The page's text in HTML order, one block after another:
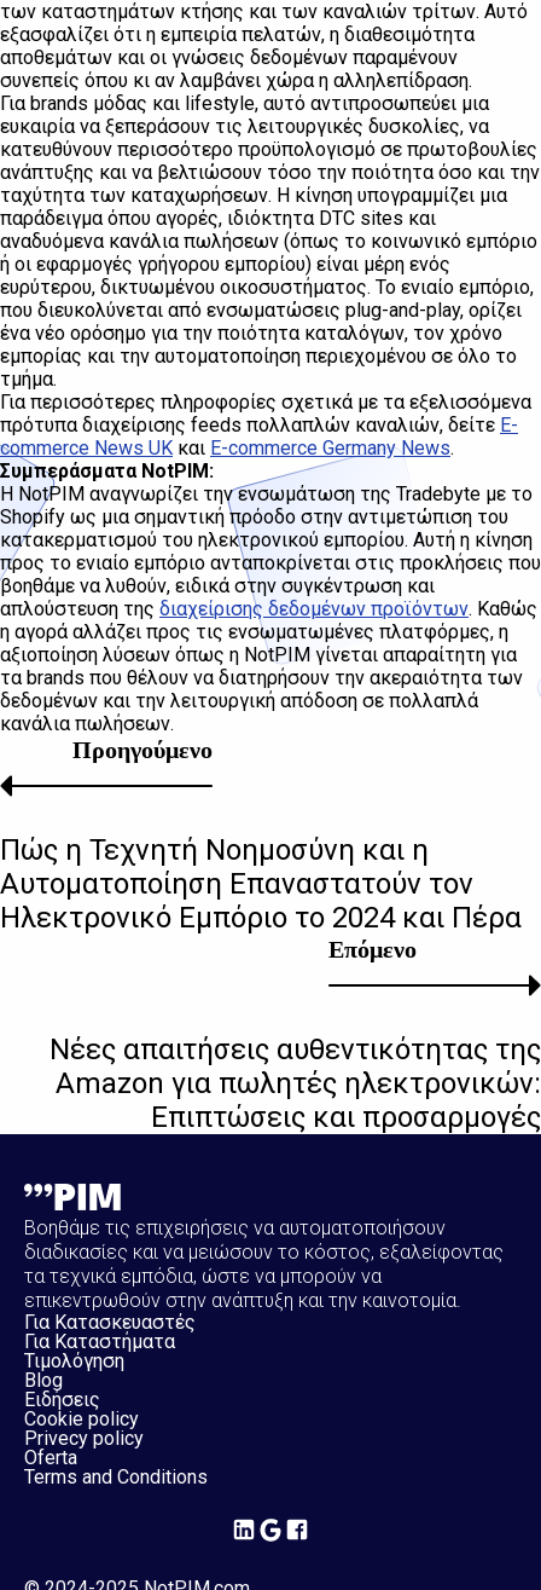
των καταστημάτων κτήσης και των καναλιών τρίτων. Αυτό
εξασφαλίζει ότι η εμπειρία πελατών, η διαθεσιμότητα
αποθεμάτων και οι γνώσεις δεδομένων παραμένουν
συνεπείς όπου κι αν λαμβάνει χώρα η αλληλεπίδραση.
Για brands μόδας και lifestyle, αυτό αντιπροσωπεύει μια
ευκαιρία να ξεπεράσουν τις λειτουργικές δυσκολίες, να
κατευθύνουν περισσότερο προϋπολογισμό σε πρωτοβουλίες
ανάπτυξης και να βελτιώσουν τόσο την ποιότητα όσο και την
ταχύτητα των καταχωρήσεων. Η κίνηση υπογραμμίζει μια
παράδειγμα όπου αγορές, ιδιόκτητα DTC sites και
αναδυόμενα κανάλια πωλήσεων (όπως το κοινωνικό εμπόριο
ή οι εφαρμογές γρήγορου εμπορίου) είναι μέρη ενός
ευρύτερου, δικτυωμένου οικοσυστήματος. Το ενιαίο εμπόριο,
που διευκολύνεται από ενσωματώσεις plug-and-play, ορίζει
ένα νέο ορόσημο για την ποιότητα καταλόγων, τον χρόνο
εμπορίας και την αυτοματοποίηση περιεχομένου σε όλο το
τμήμα.
Για περισσότερες πληροφορίες σχετικά με τα εξελισσόμενα
πρότυπα διαχείρισης feeds πολλαπλών καναλιών, δείτε E-
commerce News UK και E-commerce Germany News.
Συμπεράσματα NotPIM:
Η NotPIM αναγνωρίζει την ενσωμάτωση της Tradebyte με το
Shopify ως μια σημαντική πρόοδο στην αντιμετώπιση του
κατακερματισμού του ηλεκτρονικού εμπορίου. Αυτή η κίνηση
προς το ενιαίο εμπόριο ανταποκρίνεται στις προκλήσεις που
βοηθάμε να λυθούν, ειδικά στην συγκέντρωση και
απλούστευση της διαχείρισης δεδομένων προϊόντων. Καθώς
η αγορά αλλάζει προς τις ενσωματωμένες πλατφόρμες, η
αξιοποίηση λύσεων όπως η NotPIM γίνεται απαραίτητη για
τα brands που θέλουν να διατηρήσουν την ακεραιότητα των
δεδομένων και την λειτουργική απόδοση σε πολλαπλά
κανάλια πωλήσεων.
Επόμενο
Νέες απαιτήσεις αυθεντικότητας της
Amazon για πωλητές ηλεκτρονικών:
Επιπτώσεις και προσαρμογές
Προηγούμενο
Πώς η Τεχνητή Νοημοσύνη και η
Αυτοματοποίηση Επαναστατούν τον
Ηλεκτρονικό Εμπόριο το 2024 και Πέρα
Βοηθάμε τις επιχειρήσεις να αυτοματοποιήσουν
διαδικασίες και να μειώσουν το κόστος, εξαλείφοντας
τα τεχνικά εμπόδια, ώστε να μπορούν να
επικεντρωθούν στην ανάπτυξη και την καινοτομία.
Για Κατασκευαστές
Για Καταστήματα
Τιμολόγηση
Blog
Ειδήσεις
Cookie policy
Privecy policy
Oferta
Terms and Conditions